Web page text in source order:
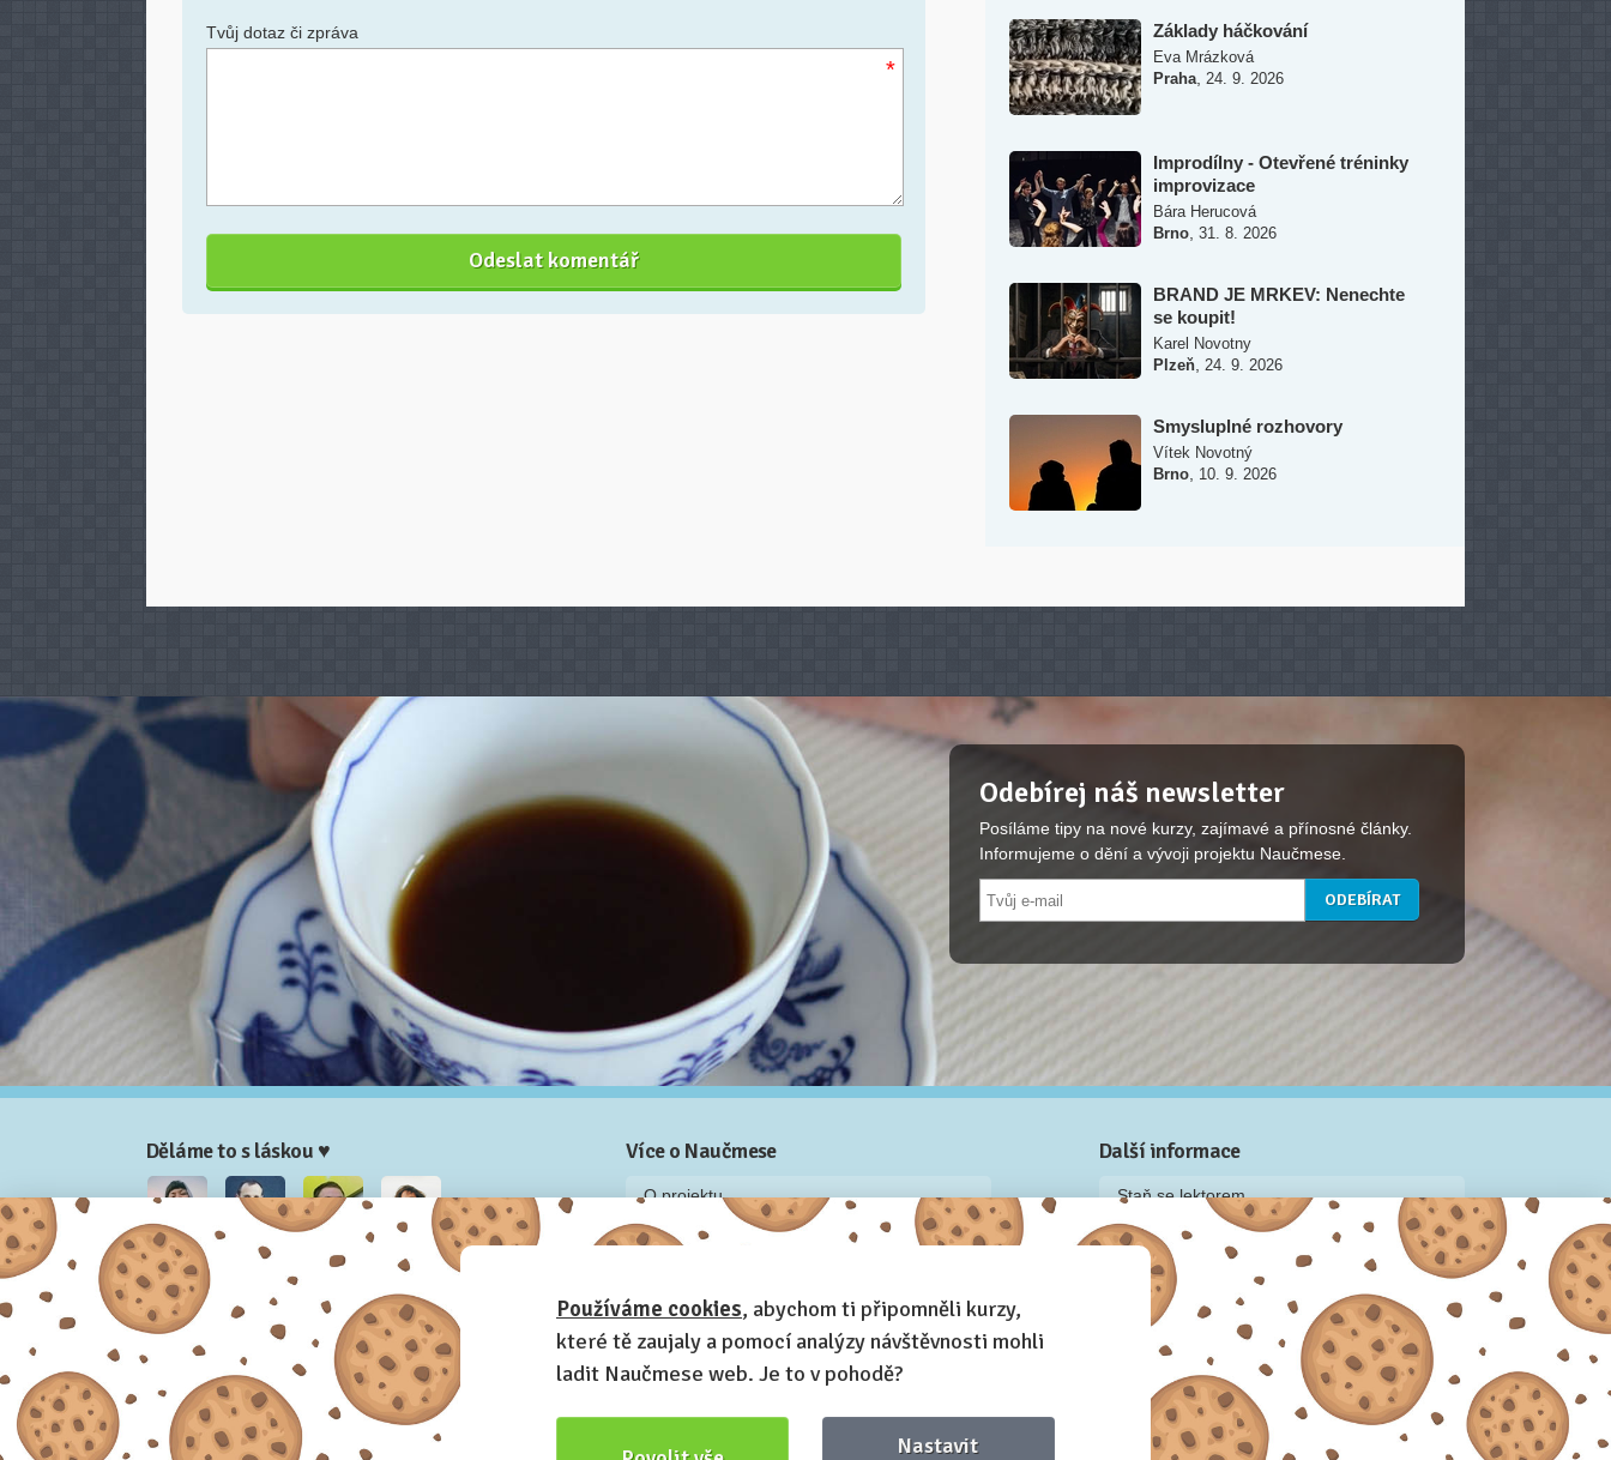
Tvůj dotaz či zpráva
*
Základy háčkování
Eva Mrázková
Praha 24. 9. 2026
Improdílny - Otevřené tréninky
improvizace
Bára Herucová
Brno 31. 8. 2026
BRAND JE MRKEV: Nenechte
se koupit!
Karel Novotny
Plzeň 24. 9. 2026
Smysluplné rozhovory
Vítek Novotný
Brno 10. 9. 2026
Odebírej náš newsletter
Posíláme tipy na nové kurzy, zajímavé a přínosné články.
Informujeme o dění a vývoji projektu Naučmese.
Děláme to s láskou ♥
Nela Josef Honza
Více o Naučmese
O projektu
Blog: recenze z kurzů, rozhovory a články
Příběh Naučmese
Naučmese festivaly
Náš systém pro vaši firmu
Prostory pro pořádání kurzů
Další informace
Staň se lektorem
Video: Jak připravit kurz na Naučmese
Často kladené dotazy
Dárkové poukazy
Podmínky užívání
Obchodní podmínky
Zásady používání cookie souborů
Používáme cookies, abychom ti připomněli kurzy,
které tě zaujaly a pomocí analýzy návštěvnosti mohli
ladit Naučmese web. Je to v pohodě?
Nastavit